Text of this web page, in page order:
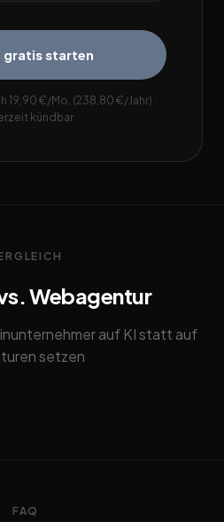
gratis starten
19,90 €/Mo. (238,80 €/Jahr) ·
kündbar
Webagentur
auf KI statt auf
setzen
FAQ